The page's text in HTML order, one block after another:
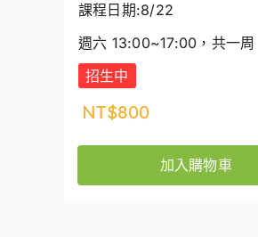
課程日期:8/22
週六 13:00~17:00，共一周
招生中
NT$800
加入購物車